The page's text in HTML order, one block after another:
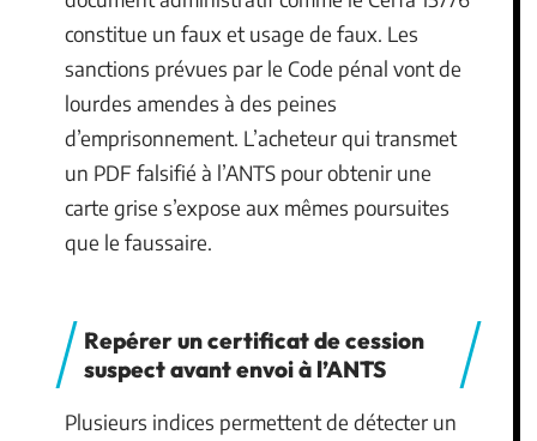
constitue un faux et usage de faux. Les
sanctions prévues par le Code pénal vont de
lourdes amendes à des peines
d’emprisonnement. L’acheteur qui transmet
un PDF falsifié à l’ANTS pour obtenir une
carte grise s’expose aux mêmes poursuites
que le faussaire.
Repérer un certificat de cession
suspect avant envoi à l’ANTS
Plusieurs indices permettent de détecter un